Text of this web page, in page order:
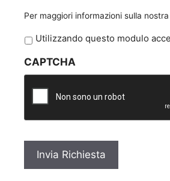
Per maggiori informazioni sulla
P
i
v
y
Utilizzando questo modulo
CAPTCHA